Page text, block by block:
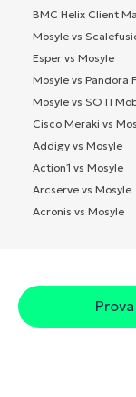
BMC Helix Client
Mosyle vs
Esper vs Mosyle
Mosyle vs Pandora
Mosyle vs SOTI
Cisco Meraki vs
Addigy vs Mosyle
Action1 vs Mosyle
Arcserve vs Mosyle
Acronis vs Mosyle